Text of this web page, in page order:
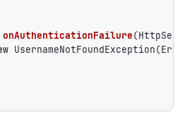
onAuthenticationFailure